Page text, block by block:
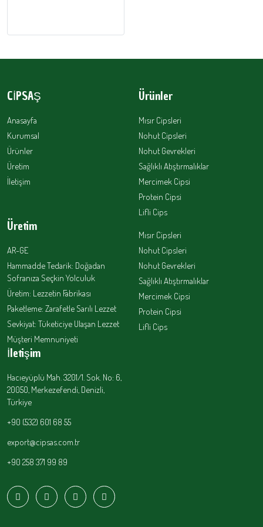
CİPSAŞ
Anasayfa
Kurumsal
Ürünler
Üretim
İletişim
Ürünler
Mısır Cipsleri
Nohut Cipsleri
Nohut Gevrekleri
Sağlıklı Atıştırmalıklar
Mercimek Cipsi
Protein Cipsi
Lifli Cips
Üretim
AR-GE
Hammadde Tedarik: Doğadan
Sofranıza Seçkin Yolculuk
Üretim: Lezzetin Fabrikası
Paketleme: Zarafetle Sarılı Lezzet
Sevkiyat: Tüketiciye Ulaşan Lezzet
Müşteri Memnuniyeti
Mısır Cipsleri
Nohut Cipsleri
Nohut Gevrekleri
Sağlıklı Atıştırmalıklar
Mercimek Cipsi
Protein Cipsi
Lifli Cips
İletişim
Hacıeyüplü Mah. 3201/1. Sok. No: 6,
20050, Merkezefendi, Denizli,
Türkiye
+90 (532) 601 68 55
export@cipsas.com.tr
+90 258 371 99 89